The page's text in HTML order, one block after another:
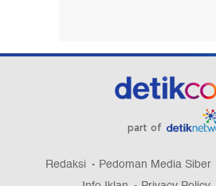
part of
Redaksi Pedoman Media Siber